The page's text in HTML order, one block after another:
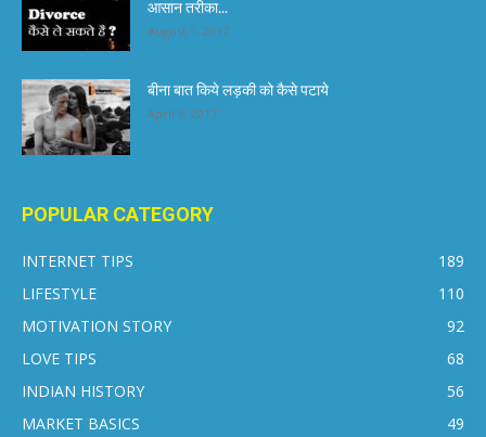
आसान तरीका...
August 1, 2017
बीना बात किये लड़की को कैसे पटाये
April 6, 2017
POPULAR CATEGORY
INTERNET TIPS
189
LIFESTYLE
110
MOTIVATION STORY
92
LOVE TIPS
68
INDIAN HISTORY
56
MARKET BASICS
49